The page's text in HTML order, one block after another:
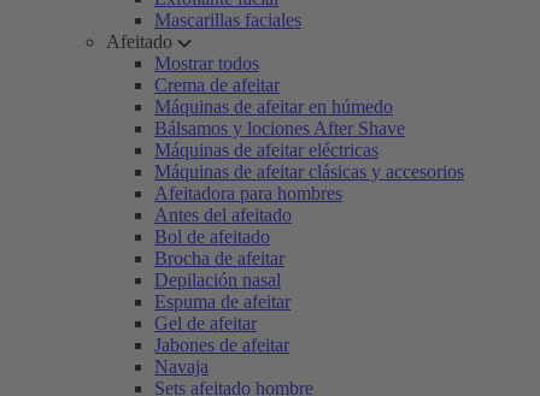
Mascarillas faciales
Afeitado
Mostrar todos
Crema de afeitar
Máquinas de afeitar en húmedo
Bálsamos y lociones After Shave
Máquinas de afeitar eléctricas
Máquinas de afeitar clásicas y accesorios
Afeitadora para hombres
Antes del afeitado
Bol de afeitado
Brocha de afeitar
Depilación nasal
Espuma de afeitar
Gel de afeitar
Jabones de afeitar
Navaja
Sets afeitado hombre